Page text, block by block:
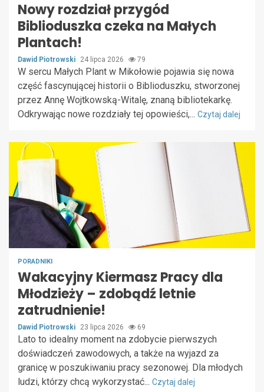
Nowy rozdział przygód
Biblioduszka czeka na Małych
Plantach!
Dawid Piotrowski 24 lipca 2026 79
W sercu Małych Plant w Mikołowie pojawia się nowa
część fascynującej historii o Biblioduszku, stworzonej
przez Annę Wojtkowską-Witalę, znaną bibliotekarkę.
Odkrywając nowe rozdziały tej opowieści,... Czytaj dalej
PORADNIKI
Wakacyjny Kiermasz Pracy dla
Młodzieży – zdobądź letnie
zatrudnienie!
Dawid Piotrowski 23 lipca 2026 69
Lato to idealny moment na zdobycie pierwszych
doświadczeń zawodowych, a także na wyjazd za
granicę w poszukiwaniu pracy sezonowej. Dla młodych
ludzi, którzy chcą wykorzystać... Czytaj dalej